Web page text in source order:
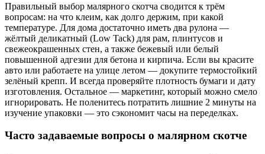
Правильный выбор малярного скотча сводится к трём
вопросам: на что клеим, как долго держим, при какой
температуре. Для дома достаточно иметь два рулона —
жёлтый деликатный (Low Tack) для рам, плинтусов и
свежеокрашенных стен, а также бежевый или белый
повышенной адгезии для бетона и кирпича. Если вы красите
авто или работаете на улице летом — докупите термостойкий
зелёный крепп. И всегда проверяйте плотность бумаги и дату
изготовления. Остальное — маркетинг, который можно смело
игнорировать. Не поленитесь потратить лишние 2 минуты на
изучение упаковки — это сэкономит часы на переделках.
Часто задаваемые вопросы о малярном скотче